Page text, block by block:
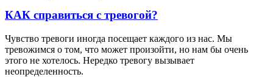
КАК справиться с тревогой?
Чувство тревоги иногда посещает каждого из нас. Мы
тревожимся о том, что может произойти, но нам бы очень
этого не хотелось. Нередко тревогу вызывает
неопределенность.